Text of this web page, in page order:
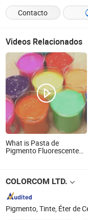
Contacto
Videos Relacionados
What is Pasta de
Pigmento Fluorescente
COLORCOM LTD.